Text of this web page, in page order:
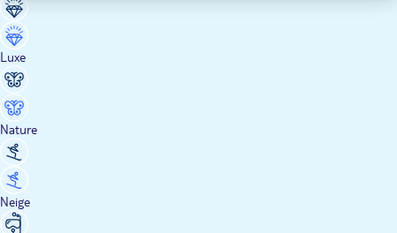
Luxe
Nature
Neige